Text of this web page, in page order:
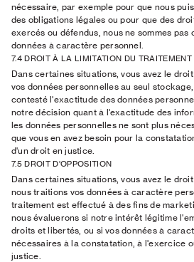
nécessaire, par exemple pour que nous
des obligations légales ou pour que des
exercés ou défendus, nous ne sommes pas
données à caractère personnel.
7.4 DROIT À LA LIMITATION DU TRAITEMENT
Dans certaines situations, vous avez le
vos données personnelles au seul
contesté l'exactitude des données
notre décision quant à l'exactitude des
les données personnelles ne sont plus
que vous en avez besoin pour la
d'un droit en justice.
7.5 DROIT D'OPPOSITION
Dans certaines situations, vous avez le
nous traitions vos données à caractère
traitement est effectué à des fins de
nous évaluerons si notre intérêt légitime
droits et libertés, ou si vos données à
nécessaires à la constatation, à l'exercice
justice.